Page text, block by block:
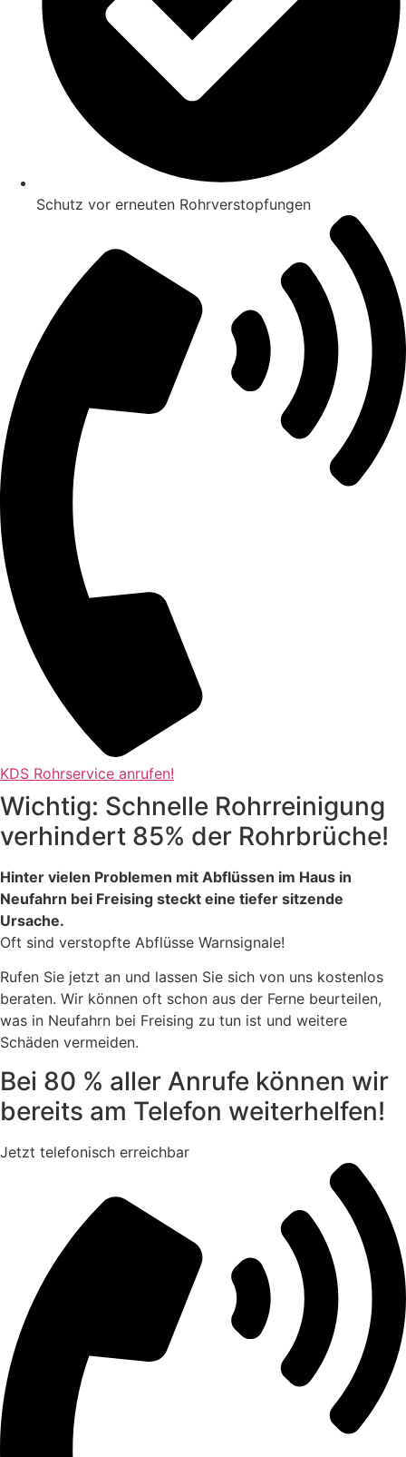
Schutz vor erneuten Rohrverstopfungen
KDS Rohrservice anrufen!
Wichtig: Schnelle Rohrreinigung
verhindert 85% der Rohrbrüche!
Hinter vielen Problemen mit Abflüssen im Haus in
Neufahrn bei Freising steckt eine tiefer sitzende
Ursache.
Oft sind verstopfte Abflüsse Warnsignale!
Rufen Sie jetzt an und lassen Sie sich von uns kostenlos
beraten. Wir können oft schon aus der Ferne beurteilen,
was in Neufahrn bei Freising zu tun ist und weitere
Schäden vermeiden.
Bei 80 % aller Anrufe können wir
bereits am Telefon weiterhelfen!
Jetzt telefonisch erreichbar